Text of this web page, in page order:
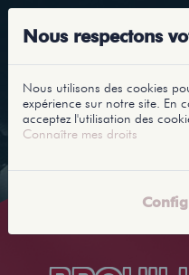
Nous respectons
Nous utilisons des cookies
expérience sur notre site. En
acceptez l'utilisation des
Connaître mes droits